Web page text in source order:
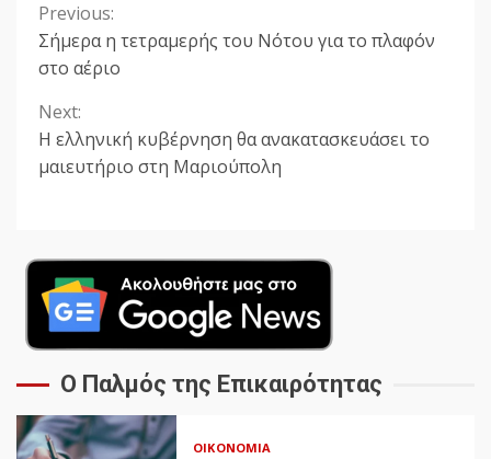
Continue
Reading
Previous:
Σήμερα η τετραμερής του Νότου για το πλαφόν
στο αέριο
Next:
Η ελληνική κυβέρνηση θα ανακατασκευάσει το
μαιευτήριο στη Μαριούπολη
Ο Παλμός της Επικαιρότητας
ΟΙΚΟΝΟΜΊΑ